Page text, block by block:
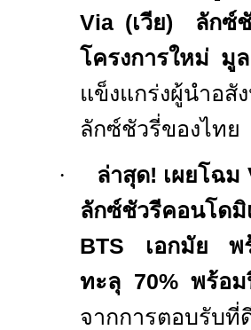
Via (เวีย) ลักซ์
โครงการใหม่ มู
แข็งแกร่งผู้นำอสั
ลักซ์ชัวรี่ของไทย
·
ล่าสุด! เผยโฉม
ลักซ์ชัวรีคอนโดมิ
BTS เอกมัย พ
ทะลุ 70% พร้อม
จากการตอบรับที่